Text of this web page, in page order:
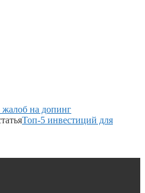
жалоб на допинг
Топ-5 инвестиций для